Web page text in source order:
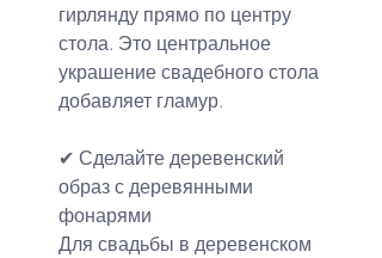
гирлянду прямо по центру
стола. Это центральное
украшение свадебного стола
добавляет гламур.
✔ Сделайте деревенский
образ с деревянными
фонарями
Для свадьбы в деревенском